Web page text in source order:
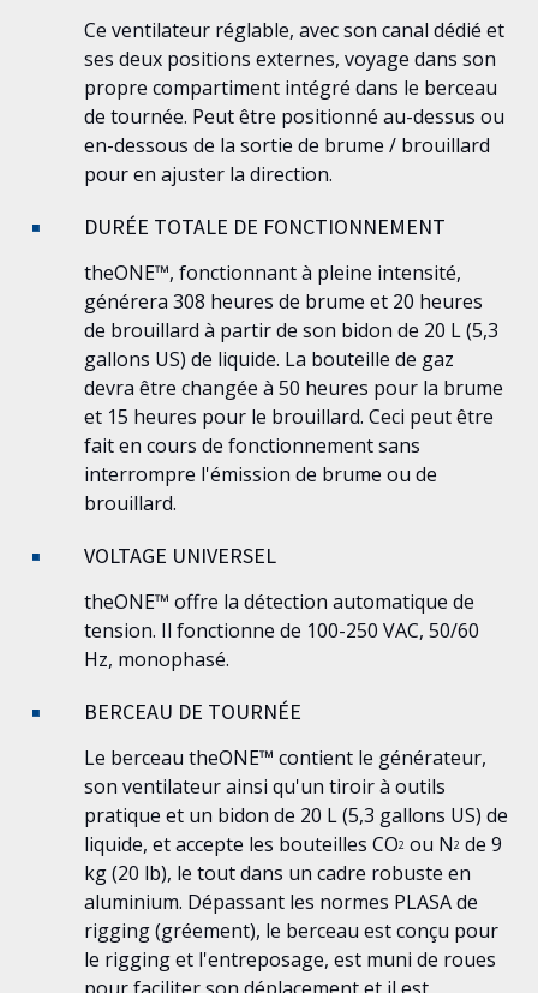
Ce ventilateur réglable, avec son canal dédié et
ses deux positions externes, voyage dans son
propre compartiment intégré dans le berceau
de tournée. Peut être positionné au-dessus ou
en-dessous de la sortie de brume / brouillard
pour en ajuster la direction.
DURÉE TOTALE DE FONCTIONNEMENT
theONE™, fonctionnant à pleine intensité,
générera 308 heures de brume et 20 heures
de brouillard à partir de son bidon de 20 L (5,3
gallons US) de liquide. La bouteille de gaz
devra être changée à 50 heures pour la brume
et 15 heures pour le brouillard. Ceci peut être
fait en cours de fonctionnement sans
interrompre l'émission de brume ou de
brouillard.
VOLTAGE UNIVERSEL
theONE™ offre la détection automatique de
tension. Il fonctionne de 100-250 VAC, 50/60
Hz, monophasé.
BERCEAU DE TOURNÉE
Le berceau theONE™ contient le générateur,
son ventilateur ainsi qu'un tiroir à outils
pratique et un bidon de 20 L (5,3 gallons US) de
liquide, et accepte les bouteilles CO2 ou N2 de 9
kg (20 lb), le tout dans un cadre robuste en
aluminium. Dépassant les normes PLASA de
rigging (gréement), le berceau est conçu pour
le rigging et l'entreposage, est muni de roues
pour faciliter son déplacement et il est